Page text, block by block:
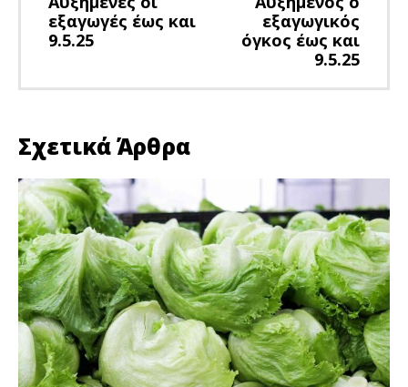
εξαγωγές έως και
9.5.25
εξαγωγικός
όγκος έως και
9.5.25
Σχετικά Άρθρα